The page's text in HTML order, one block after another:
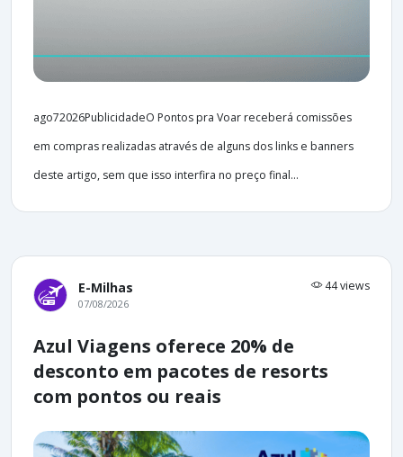
ago72026PublicidadeO Pontos pra Voar receberá comissões
em compras realizadas através de alguns dos links e banners
deste artigo, sem que isso interfira no preço final...
E-Milhas 44 views
07/08/2026
Azul Viagens oferece 20% de
desconto em pacotes de resorts
com pontos ou reais